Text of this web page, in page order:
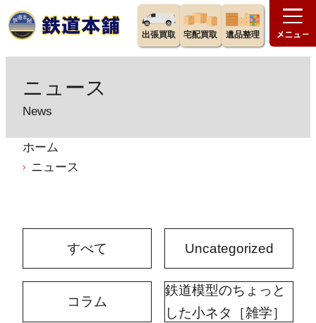
出張買取 宅配買取 遺品整理
ニュース
News
ホーム
ニュース
すべて Uncategorized
コラム
鉄道模型のちょっと
した小ネタ［雑学］